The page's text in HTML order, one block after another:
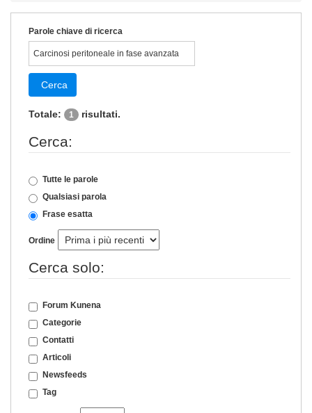
Parole chiave di ricerca
Cerca
Totale: 1 risultati.
Cerca:
Tutte le parole
Qualsiasi parola
Frase esatta
Ordine
Cerca solo:
Forum Kunena
Categorie
Contatti
Articoli
Newsfeeds
Tag